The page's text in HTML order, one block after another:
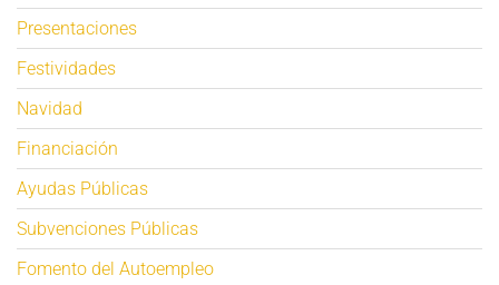
Presentaciones
Festividades
Navidad
Financiación
Ayudas Públicas
Subvenciones Públicas
Fomento del Autoempleo